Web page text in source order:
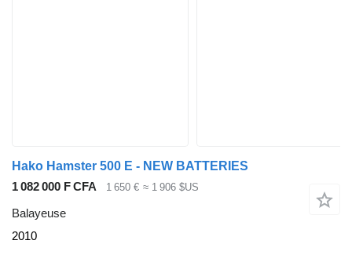
Hako Hamster 500 E - NEW BATTERIES
1 082 000 F CFA
1 650 € ≈ 1 906 $US
Balayeuse
2010